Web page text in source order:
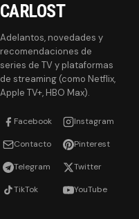
CARLOST
Adelantos, novedades y
recomendaciones de
series de TV y plataformas
de streaming (como Netflix,
Apple TV+, HBO Max).
Facebook Instagram
Contacto Pinterest
Telegram Twitter
TikTok YouTube